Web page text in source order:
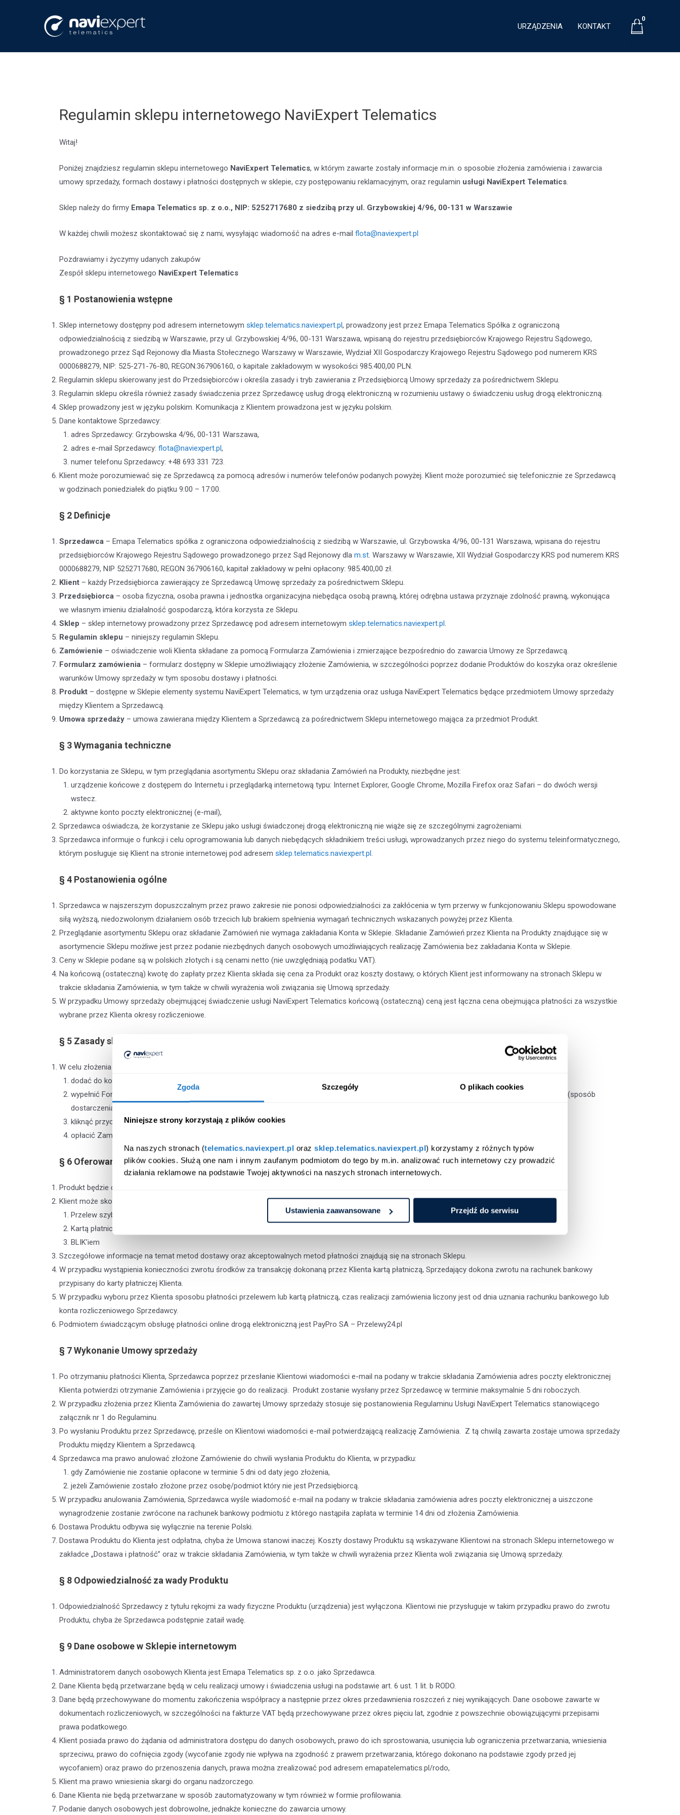
Zgoda Szczegóły O plikach cookies
Niniejsze strony korzystają z plików cookies
Na naszych stronach (telematics.naviexpert.pl oraz sklep.telematics.naviexpert.pl) korzystamy z różnych typów
plików cookies. Służą one nam i innym zaufanym podmiotom do tego by m.in. analizować ruch internetowy czy prowadzić
działania reklamowe na podstawie Twojej aktywności na naszych stronach internetowych.
Ustawienia zaawansowane Przejdź do serwisu
URZĄDZENIA
KONTAKT
0
Regulamin sklepu internetowego NaviExpert Telematics
Witaj!
Poniżej znajdziesz regulamin sklepu internetowego NaviExpert Telematics, w którym zawarte zostały informacje m.in. o sposobie złożenia zamówienia i zawarcia
umowy sprzedaży, formach dostawy i płatności dostępnych w sklepie, czy postępowaniu reklamacyjnym, oraz regulamin usługi NaviExpert Telematics
Sklep należy do firmy Emapa Telematics sp. z o.o., NIP: 5252717680 z siedzibą przy ul. Grzybowskiej 4/96, 00-131 w Warszawie
W każdej chwili możesz skontaktować się z nami, wysyłając wiadomość na adres e-mail flota@naviexpert.pl
Pozdrawiamy i życzymy udanych zakupów
Zespół sklepu internetowego NaviExpert Telematics
§ 1 Postanowienia wstępne
Sklep internetowy dostępny pod adresem internetowym sklep.telematics.naviexpert.pl, prowadzony jest przez Emapa Telematics Spółka z ograniczoną
odpowiedzialnością z siedzibą w Warszawie, przy ul. Grzybowskiej 4/96, 00-131 Warszawa, wpisaną do rejestru przedsiębiorców Krajowego Rejestru Sądowego,
prowadzonego przez Sąd Rejonowy dla Miasta Stołecznego Warszawy w Warszawie, Wydział XII Gospodarczy Krajowego Rejestru Sądowego pod numerem KRS
0000688279, NIP: 525-271-76-80, REGON:367906160, o kapitale zakładowym w wysokości 985.400,00 PLN.
Regulamin sklepu skierowany jest do Przedsiębiorców i określa zasady i tryb zawierania z Przedsiębiorcą Umowy sprzedaży za pośrednictwem Sklepu.
Regulamin sklepu określa również zasady świadczenia przez Sprzedawcę usług drogą elektroniczną w rozumieniu ustawy o świadczeniu usług drogą elektroniczną.
Sklep prowadzony jest w języku polskim. Komunikacja z Klientem prowadzona jest w języku polskim.
Dane kontaktowe Sprzedawcy:
adres Sprzedawcy: Grzybowska 4/96, 00-131 Warszawa,
adres e-mail Sprzedawcy: flota@naviexpert.pl,
numer telefonu Sprzedawcy: +48 693 331 723.
Klient może porozumiewać się ze Sprzedawcą za pomocą adresów i numerów telefonów podanych powyżej. Klient może porozumieć się telefonicznie ze Sprzedawcą
w godzinach poniedziałek do piątku 9:00 – 17:00.
§ 2 Definicje
Sprzedawca – Emapa Telematics spółka z ograniczona odpowiedzialnością z siedzibą w Warszawie, ul. Grzybowska 4/96, 00-131 Warszawa, wpisana do rejestru
przedsiębiorców Krajowego Rejestru Sądowego prowadzonego przez Sąd Rejonowy dla m.st . Warszawy w Warszawie, XII Wydział Gospodarczy KRS pod numerem KRS
0000688279, NIP 5252717680, REGON 367906160, kapitał zakładowy w pełni opłacony: 985.400,00 zł.
Klient – każdy Przedsiębiorca zawierający ze Sprzedawcą Umowę sprzedaży za pośrednictwem Sklepu.
Przedsiębiorca – osoba fizyczna, osoba prawna i jednostka organizacyjna niebędąca osobą prawną, której odrębna ustawa przyznaje zdolność prawną, wykonująca
we własnym imieniu działalność gospodarczą, która korzysta ze Sklepu.
Sklep – sklep internetowy prowadzony przez Sprzedawcę pod adresem internetowym sklep.telematics.naviexpert.pl
Regulamin sklepu – niniejszy regulamin Sklepu.
Zamówienie – oświadczenie woli Klienta składane za pomocą Formularza Zamówienia i zmierzające bezpośrednio do zawarcia Umowy ze Sprzedawcą.
Formularz zamówienia – formularz dostępny w Sklepie umożliwiający złożenie Zamówienia, w szczególności poprzez dodanie Produktów do koszyka oraz określenie
warunków Umowy sprzedaży w tym sposobu dostawy i płatności.
Produkt – dostępne w Sklepie elementy systemu NaviExpert Telematics, w tym urządzenia oraz usługa NaviExpert Telematics będące przedmiotem Umowy sprzedaży
między Klientem a Sprzedawcą.
Umowa sprzedaży – umowa zawierana między Klientem a Sprzedawcą za pośrednictwem Sklepu internetowego mająca za przedmiot Produkt.
§ 3Wymagania techniczne
Do korzystania ze Sklepu, w tym przeglądania asortymentu Sklepu oraz składania Zamówień na Produkty, niezbędne jest:
urządzenie końcowe z dostępem do Internetu i przeglądarką internetową typu: Internet Explorer, Google Chrome, Mozilla Firefox oraz Safari – do dwóch wersji
wstecz.
aktywne konto poczty elektronicznej (e-mail),
Sprzedawca oświadcza, że korzystanie ze Sklepu jako usługi świadczonej drogą elektroniczną nie wiąże się ze szczególnymi zagrożeniami.
Sprzedawca informuje o funkcji i celu oprogramowania lub danych niebędących składnikiem treści usługi, wprowadzanych przez niego do systemu teleinformatycznego,
którym posługuje się Klient na stronie internetowej pod adresem sklep.telematics.naviexpert.pl
§ 4 Postanowienia ogólne
Sprzedawca w najszerszym dopuszczalnym przez prawo zakresie nie ponosi odpowiedzialności za zakłócenia w tym przerwy w funkcjonowaniu Sklepu spowodowane
siłą wyższą, niedozwolonym działaniem osób trzecich lub brakiem spełnienia wymagań technicznych wskazanych powyżej przez Klienta.
Przeglądanie asortymentu Sklepu oraz składanie Zamówień nie wymaga zakładania Konta w Sklepie. Składanie Zamówień przez Klienta na Produkty znajdujące się w
asortymencie Sklepu możliwe jest przez podanie niezbędnych danych osobowych umożliwiających realizację Zamówienia bez zakładania Konta w Sklepie.
Ceny w Sklepie podane są w polskich złotych i są cenami netto (nie uwzględniają podatku VAT).
Na końcową (ostateczną) kwotę do zapłaty przez Klienta składa się cena za Produkt oraz koszty dostawy, o których Klient jest informowany na stronach Sklepu w
trakcie składania Zamówienia, w tym także w chwili wyrażenia woli związania się Umową sprzedaży.
W przypadku Umowy sprzedaży obejmującej świadczenie usługi NaviExpert Telematics końcową (ostateczną) ceną jest łączna cena obejmująca płatności za wszystkie
wybrane przez Klienta okresy rozliczeniowe.
§ 5 Zasady składania zamówienia
W celu złożenia Zamówienia należy:
dodać do koszyka Produkt będący przedmiotem Zamówienia, a następnie kliknąć przycisk “Zamówienie”,
wypełnić Formularz zamówienia – uzupełnić dane odbiorcy Zamówienia oraz adres, na który ma nastąpić dostawa Produktu, wybrać rodzaj przesyłki (sposób
dostarczenia Produktu) oraz sposób płatności,
kliknąć przycisk “Kupuję i płacę” oraz tym samym potwierdzić Zamówienie,
opłacić Zamówienie w określonym terminie.
§ 6 Oferowane metody dostawy oraz płatności
Produkt będzie dostarczony Klientowi za pośrednictwem kuriera.
Klient może skorzystać z następujących metod płatności:
Przelew szybki
Kartą płatniczą: Visa, Visa Electron, MasterCard, MasterCard Electronic, Maestro
BLIK’iem
Szczegółowe informacje na temat metod dostawy oraz akceptowalnych metod płatności znajdują się na stronach Sklepu.
W przypadku wystąpienia konieczności zwrotu środków za transakcję dokonaną przez Klienta kartą płatniczą, Sprzedający dokona zwrotu na rachunek bankowy
przypisany do karty płatniczej Klienta.
W przypadku wyboru przez Klienta sposobu płatności przelewem lub kartą płatniczą, czas realizacji zamówienia liczony jest od dnia uznania rachunku bankowego lub
konta rozliczeniowego Sprzedawcy.
Podmiotem świadczącym obsługę płatności online drogą elektroniczną jest PayPro SA – Przelewy24.pl
§ 7Wykonanie Umowy sprzedaży
Po otrzymaniu płatności Klienta, Sprzedawca poprzez przesłanie Klientowi wiadomości e-mail na podany w trakcie składania Zamówienia adres poczty elektronicznej
Klienta potwierdzi otrzymanie Zamówienia i przyjęcie go do realizacji. Produkt zostanie wysłany przez Sprzedawcę w terminie maksymalnie 5 dni roboczych.
W przypadku złożenia przez Klienta Zamówienia do zawartej Umowy sprzedaży stosuje się postanowienia Regulaminu Usługi NaviExpert Telematics stanowiącego
załącznik nr 1 do Regulaminu.
Po wysłaniu Produktu przez Sprzedawcę, prześle on Klientowi wiadomości e-mail potwierdzającą realizację Zamówienia. Z tą chwilą zawarta zostaje umowa sprzedaży
Produktu między Klientem a Sprzedawcą.
Sprzedawca ma prawo anulować złożone Zamówienie do chwili wysłania Produktu do Klienta, w przypadku:
gdy Zamówienie nie zostanie opłacone w terminie 5 dni od daty jego złożenia,
jeżeli Zamówienie zostało złożone przez osobę/podmiot który nie jest Przedsiębiorcą.
W przypadku anulowania Zamówienia, Sprzedawca wyśle wiadomość e-mail na podany w trakcie składania zamówienia adres poczty elektronicznej a uiszczone
wynagrodzenie zostanie zwrócone na rachunek bankowy podmiotu z którego nastąpiła zapłata w terminie 14 dni od złożenia Zamówienia.
Dostawa Produktu odbywa się wyłącznie na terenie Polski.
Dostawa Produktu do Klienta jest odpłatna, chyba że Umowa stanowi inaczej. Koszty dostawy Produktu są wskazywane Klientowi na stronach Sklepu internetowego w
zakładce „Dostawa i płatność” oraz w trakcie składania Zamówienia, w tym także w chwili wyrażenia przez Klienta woli związania się Umową sprzedaży.
§ 8 Odpowiedzialność za wady Produktu
Odpowiedzialność Sprzedawcy z tytułu rękojmi za wady fizyczne Produktu (urządzenia) jest wyłączona. Klientowi nie przysługuje w takim przypadku prawo do zwrotu
Produktu, chyba że Sprzedawca podstępnie zataił wadę.
§ 9 Dane osobowe w Sklepie internetowym
Administratorem danych osobowych Klienta jest Emapa Telematics sp. z o.o. jako Sprzedawca.
Dane Klienta będą przetwarzane będą w celu realizacji umowy i świadczenia usługi na podstawie art. 6 ust. 1 lit. b RODO.
Dane będą przechowywane do momentu zakończenia współpracy a następnie przez okres przedawnienia roszczeń z niej wynikających. Dane osobowe zawarte w
dokumentach rozliczeniowych, w szczególności na fakturze VAT będą przechowywane przez okres pięciu lat, zgodnie z powszechnie obowiązującymi przepisami
prawa podatkowego.
Klient posiada prawo do żądania od administratora dostępu do danych osobowych, prawo do ich sprostowania, usunięcia lub ograniczenia przetwarzania, wniesienia
sprzeciwu, prawo do cofnięcia zgody (wycofanie zgody nie wpływa na zgodność z prawem przetwarzania, którego dokonano na podstawie zgody przed jej
wycofaniem) oraz prawo do przenoszenia danych, prawa można zrealizować pod adresem emapatelematics.pl/rodo,
Klient ma prawo wniesienia skargi do organu nadzorczego.
Dane Klienta nie będą przetwarzane w sposób zautomatyzowany w tym również w formie profilowania.
Podanie danych osobowych jest dobrowolne, jednakże konieczne do zawarcia umowy.